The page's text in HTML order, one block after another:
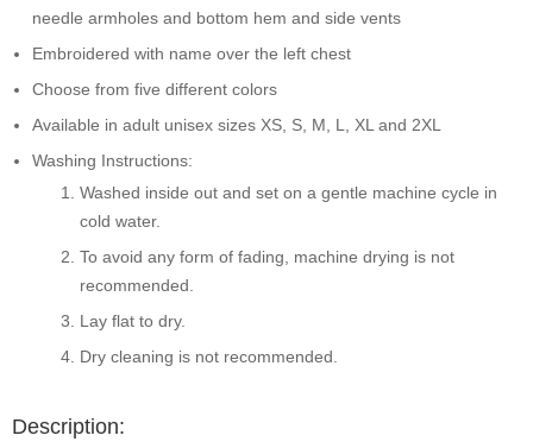
needle armholes and bottom hem and side vents
Embroidered with name over the left chest
Choose from five different colors
Available in adult unisex sizes XS, S, M, L, XL and 2XL
Washing Instructions:
Washed inside out and set on a gentle machine cycle in
cold water.
To avoid any form of fading, machine drying is not
recommended.
Lay flat to dry.
Dry cleaning is not recommended.
Description: